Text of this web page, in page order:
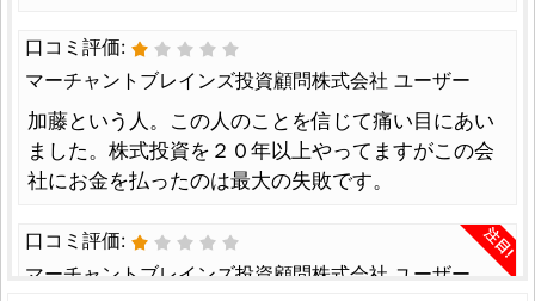
口コミ評価:
マーチャントブレインズ投資顧問株式会社 ユーザー
加藤という人。この人のことを信じて痛い目にあい
ました。株式投資を２０年以上やってますがこの会
社にお金を払ったのは最大の失敗です。
注目!
口コミ評価:
マーチャントブレインズ投資顧問株式会社 ユーザー